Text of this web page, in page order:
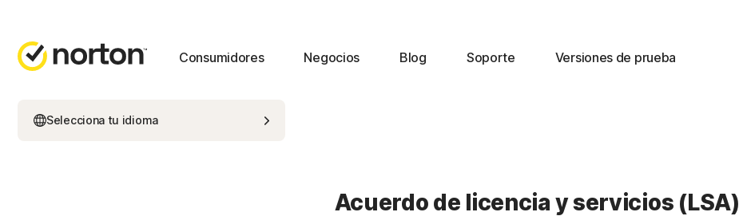
Consumidores Negocios Blog Soporte Versiones de prueba
Selecciona tu idioma
Acuerdo de licencia y servicios (LSA)